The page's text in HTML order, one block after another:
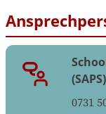
(SAPS)
0731